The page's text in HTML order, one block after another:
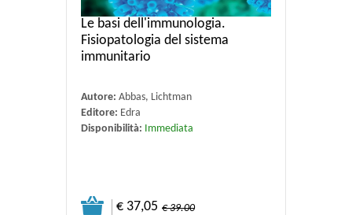
Le basi dell'immunologia.
Fisiopatologia del sistema
immunitario
Autore: Abbas, Lichtman
Editore: Edra
Disponibilità: Immediata
€ 37,05 € 39.00